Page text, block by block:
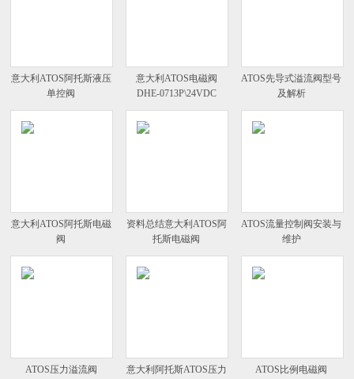
意大利ATOS阿托斯液压
单控阀
意大利ATOS电磁阀
DHE-0713P\24VDC
ATOS先导式溢流阀型号
及解析
意大利ATOS阿托斯电磁
阀
资料总结意大利ATOS阿
托斯电磁阀
ATOS流量控制阀安装与
维护
ATOS压力溢流阀
意大利阿托斯ATOS压力
ATOS比例电磁阀